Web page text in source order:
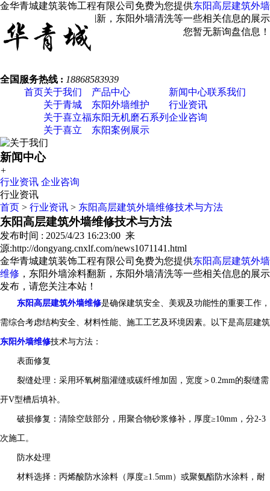
金华青城建筑装饰工程有限公司免费为您提供东阳高层建筑外墙
，东阳外墙涂料翻新，东阳外墙清洗等一些相关信息的展示
发布，请您关注本站！
您暂无新询盘信息！
全国服务热线 : 18868583939
首页关于我们
关于青城
关于喜立福
关于喜立
产品中心
东阳外墙维护
东阳无机磨石系列
东阳案例展示
新闻中心
行业资讯
企业咨询
联系我们
新闻中心
+
行业资讯 企业咨询
行业资讯
首页 > 行业资讯 > 东阳高层建筑外墙维修技术与方法
东阳高层建筑外墙维修技术与方法
发布时间 : 2025/4/23 16:23:00 来
源:http://dongyang.cnxlf.com/news1071141.html
金华青城建筑装饰工程有限公司免费为您提供东阳高层建筑外墙
维修 ，东阳外墙涂料翻新，东阳外墙清洗等一些相关信息的展示
发布，请您关注本站！
东阳高层建筑外墙维修是确保建筑安全、美观及功能性的重要工作，
需综合考虑结构安全、材料性能、施工工艺及环境因素。以下是高层建筑
东阳外墙维修技术与方法：
表面修复
裂缝处理：采用环氧树脂灌缝或碳纤维加固，宽度＞0.2mm的裂缝需
开V型槽后填补。
破损修复：清除空鼓部分，用聚合物砂浆修补，厚度≥10mm，分2-3
次施工。
防水处理
材料选择：丙烯酸防水涂料（厚度≥1.5mm）或聚氨酯防水涂料，耐